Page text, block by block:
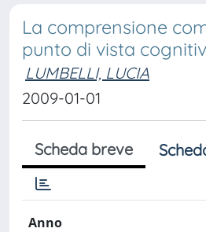
La comprensione
punto di vista
LUMBELLI, LUCIA
2009-01-01
Scheda breve
Anno